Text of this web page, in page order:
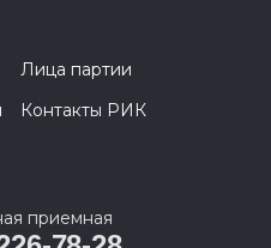
Лица партии
Контакты РИК
приемная